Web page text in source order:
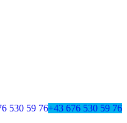
530 59 76+43 676 530 59 76